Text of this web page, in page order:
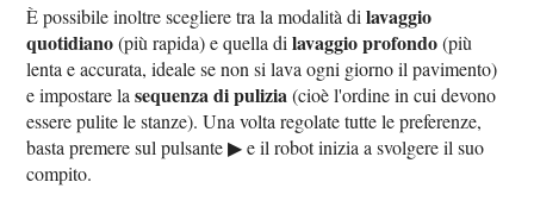
È possibile inoltre scegliere tra la modalità dilavaggio
quotidiano(più rapida) e quella dilavaggio profondo(più
lenta e accurata, ideale se non si lava ogni giorno il pavimento)
e impostare lasequenza di pulizia(cioè l'ordine in cui devono
essere pulite le stanze). Una volta regolate tutte le preferenze,
basta premere sul pulsante ▶ e il robot inizia a svolgere il suo
compito.